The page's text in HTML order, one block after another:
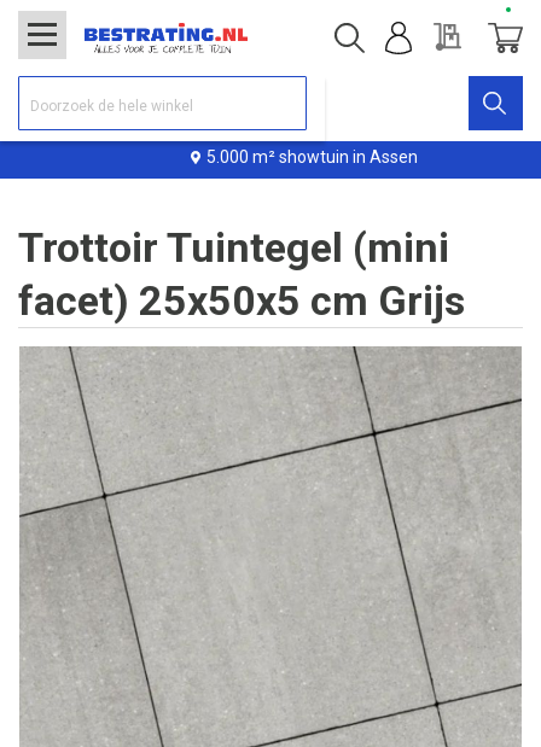
5.000 m² showtuin in Assen
Offerte
Trottoir Tuintegel (mini
facet) 25x50x5 cm Grijs
Ga
naar
het
einde
de
afbeeldingen-
gallerij